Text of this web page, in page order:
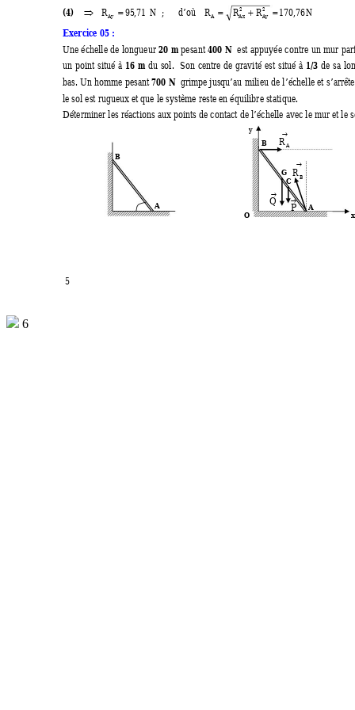
5
(4) ;      d’où
⇒N
RAy 71
,
95
=N
R
R
R Ay
Ax
A 76
,
170
2
2 =
+
=
Exercice 05 :
Une échelle de longueur 20 m pesant 400 N
  est appuyée contre un mu
r
un point situé à 16 m du sol.  Son centre de gravité est situé à 1/3 de sa
bas. Un homme pesant 700 N
  grimpe jusqu
’au milieu de l’échelle et
le sol est rugueux et que le système reste en équilibre statique.
Déterminer les réactions aux points de contact de l’échelle avec le mur et le
G
→
B
R
C
y
→
P
→
Q
→
A
R
A
B
O
A
B
6